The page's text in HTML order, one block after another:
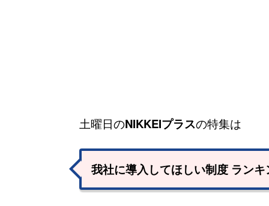
土曜日のNIKKEIプラスの特集は
我社に導入してほしい制度 ランキ